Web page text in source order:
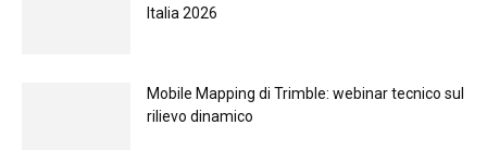
Italia 2026
Mobile Mapping di Trimble: webinar tecnico sul
rilievo dinamico